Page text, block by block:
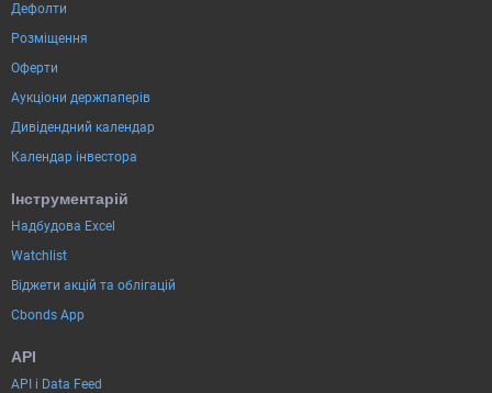
Дефолти
Розміщення
Оферти
Аукціони держпаперів
Дивідендний календар
Календар інвестора
Інструментарій
Надбудова Excel
Watchlist
Віджети акцій та облігацій
Cbonds App
API
API і Data Feed